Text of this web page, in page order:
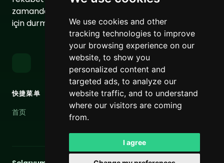
We use cookies and other
tracking technologies to improve
your browsing experience on our
website, to show you
personalized content and
targeted ads, to analyze our
website traffic, and to understand
where our visitors are coming
from.
I agree
zamanda topluluğumuzu daha da güçlendirmek
için durmaksızın çalışıyoruz.
快捷菜单
首页
链接
Terms of Service